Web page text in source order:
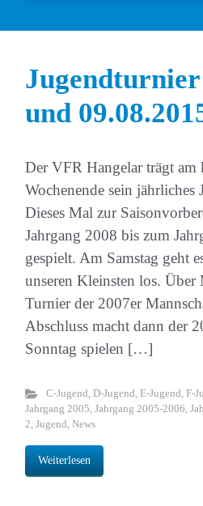
und
Der VFR Hangelar trägt am
Wochenende sein jährliches
Dieses Mal zur
Jahrgang 2008 bis zum
gespielt. Am Samstag geht
unseren Kleinsten los.
Turnier der 2007er
Abschluss macht dann der
Sonntag spielen […]
C-Jugend , D-Jugend , E-Jugend , F-
Jahrgang 2005, Jahrgang 2005-2006,
2, Jugend , News
Weiterlesen